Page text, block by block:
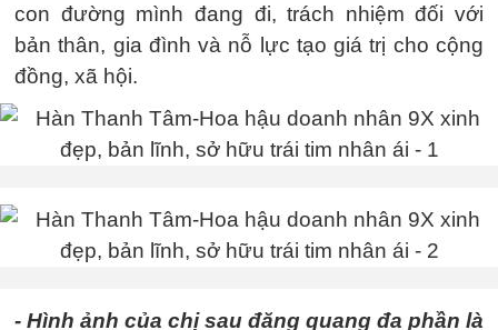
con đường mình đang đi, trách nhiệm đối với
bản thân, gia đình và nỗ lực tạo giá trị cho cộng
đồng, xã hội.
- Hình ảnh của chị sau đăng quang đa phần là